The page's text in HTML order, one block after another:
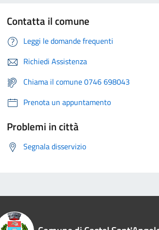
Contatta il comune
Leggi le domande frequenti
Richiedi Assistenza
Chiama il comune 0746 698043
Prenota un appuntamento
Problemi in città
Segnala disservizio